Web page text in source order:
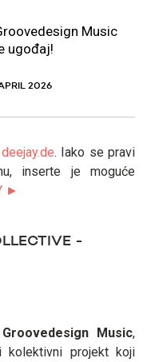
Music
ugođaj!
2026
deejay.de. Iako se pravi
inserte je moguće
►
-
Groovedesign Music,
kolektivni projekt koji